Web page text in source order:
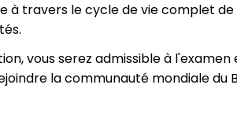
à travers le cycle de vie complet
vous serez admissible à l'examen
la communauté mondiale du